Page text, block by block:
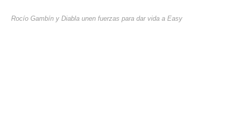
Rocío Gambín y Diabla unen fuerzas para dar vida a Easy